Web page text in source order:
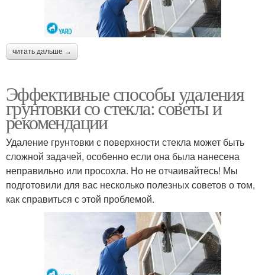
читать дальше →
Эффективные способы удаления
грунтовки со стекла: советы и
рекомендации
Удаление грунтовки с поверхности стекла может быть
сложной задачей, особенно если она была нанесена
неправильно или просохла. Но не отчаивайтесь! Мы
подготовили для вас несколько полезных советов о том,
как справиться с этой проблемой.